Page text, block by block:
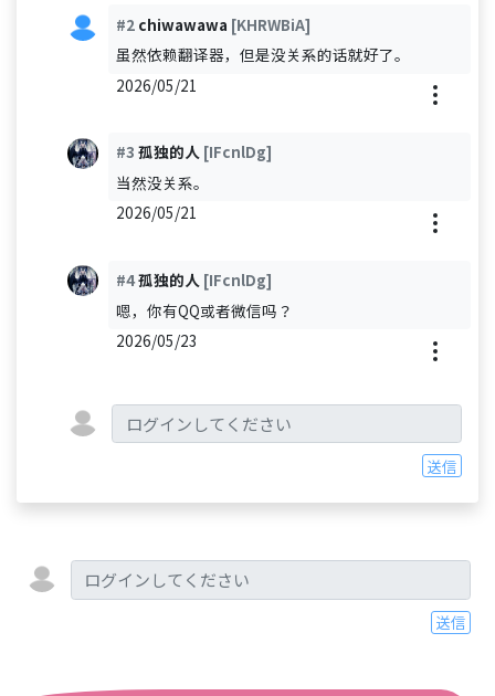
#2 chiwawawa [KHRWBiA]
虽然依赖翻译器，但是没关系的话就好了。
2026/05/21
#3 孤独的人 [IFcnlDg]
当然没关系。
2026/05/21
#4孤独的人 [IFcnlDg]
嗯，你有QQ或者微信吗？
2026/05/23
送信
送信